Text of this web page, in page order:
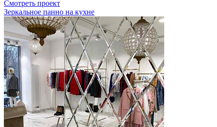
Смотреть проект
Зеркальное панно на кухне